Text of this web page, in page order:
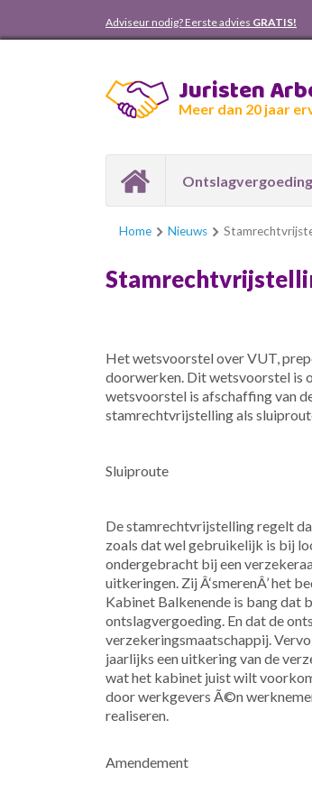
Adviseur nodig? Eerste advies GRATIS!
Juristen
Meer dan 20 jaar
Ontslagvergoeding
Home Nieuws
Het wetsvoorstel over VUT,
doorwerken. Dit wetsvoorstel is
wetsvoorstel is afschaffing van
stamrechtvrijstelling als
Sluiproute
De stamrechtvrijstelling regelt
zoals dat wel gebruikelijk is bij
ondergebracht bij een
uitkeringen. Zij Â‘smerenÂ’ het
Kabinet Balkenende is bang dat
ontslagvergoeding. En dat de
verzekeringsmaatschappij.
jaarlijks een uitkering van de
wat het kabinet juist wilt
door werkgevers Ã©n
realiseren.
Amendement